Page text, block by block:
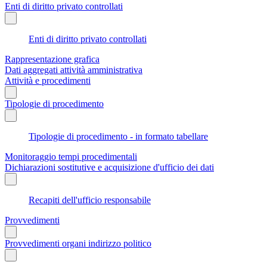
Enti di diritto privato controllati
Enti di diritto privato controllati
Rappresentazione grafica
Dati aggregati attività amministrativa
Attività e procedimenti
Tipologie di procedimento
Tipologie di procedimento - in formato tabellare
Monitoraggio tempi procedimentali
Dichiarazioni sostitutive e acquisizione d'ufficio dei dati
Recapiti dell'ufficio responsabile
Provvedimenti
Provvedimenti organi indirizzo politico